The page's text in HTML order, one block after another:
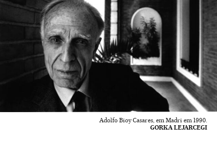
Adolfo Bioy Casares, em Madri em 1990.
GORKA LEJARCEGI